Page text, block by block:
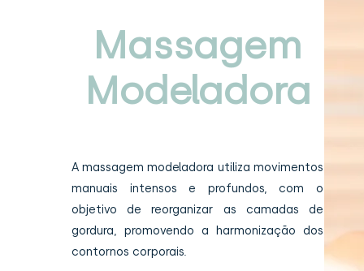
Massagem
Modeladora
A massagem modeladora utiliza movimentos
manuais intensos e profundos, com o
objetivo de reorganizar as camadas de
gordura, promovendo a harmonização dos
contornos corporais.